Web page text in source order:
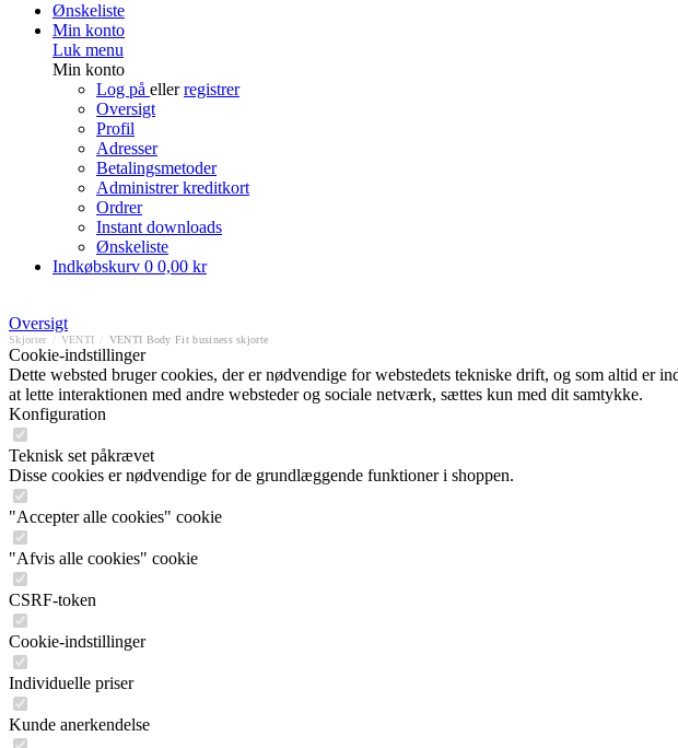
Ønskeliste
Min konto
Luk menu
Min konto
Log på ellerregistrer
Oversigt
Profil
Adresser
Betalingsmetoder
Administrer kreditkort
Ordrer
Instant downloads
Ønskeliste
Indkøbskurv 0 0,00 kr
Oversigt
Skjorter VENTI VENTI Body Fit business skjorte
Cookie-indstillinger
Dette websted bruger cookies, der er nødvendige for webstedets tekniske drift, og som altid er
at lette interaktionen med andre websteder og sociale netværk, sættes kun med dit samtykke.
Konfiguration
Teknisk set påkrævet
Disse cookies er nødvendige for de grundlæggende funktioner i shoppen.
"Accepter alle cookies" cookie
"Afvis alle cookies" cookie
CSRF-token
Cookie-indstillinger
Individuelle priser
Kunde anerkendelse